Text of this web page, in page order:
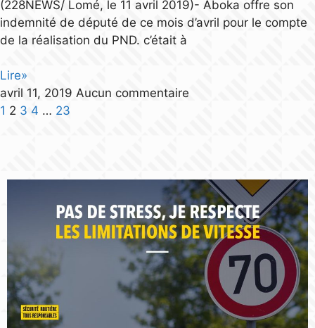
(228NEWS/ Lomé, le 11 avril 2019)- Aboka offre son
indemnité de député de ce mois d’avril pour le compte
de la réalisation du PND. c’était à
Lire»
avril 11, 2019 Aucun commentaire
1 2 3 4 … 23